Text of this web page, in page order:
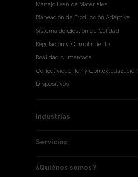
Manejo Lean de Materiales
Planeación de Producción Adaptiva
Sistema de Gestión de Calidad
Regulación y Cumplimiento
Realidad Aumentada
Conectividad IIoT y Contextualización
Dispositivos
Industrias
Servicios
¿Quiénes somos?